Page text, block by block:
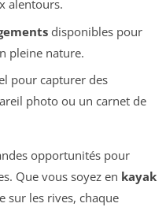
alentours.
disponibles pour
pleine nature.
pour capturer des
photo ou un carnet de
opportunités pour
Que vous soyez en kayak
sur les rives, chaque